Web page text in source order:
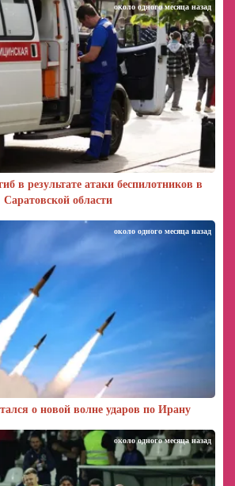
в результате атаки беспилотников в
Саратовской области
около одного месяца назад
о новой волне ударов по Ирану
около одного месяца назад
около одного месяца назад